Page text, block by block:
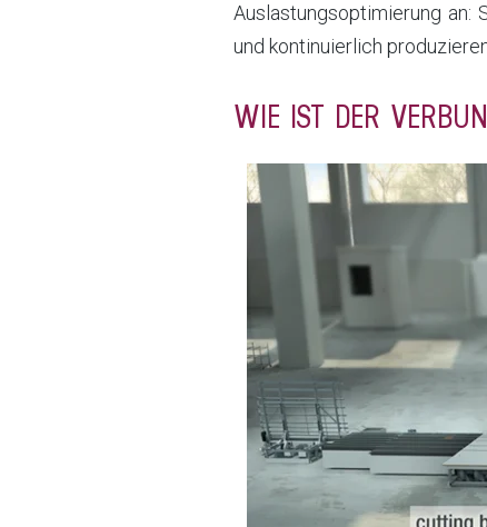
Auslastungsoptimierung
und kontinuierlich
WIE IST DER